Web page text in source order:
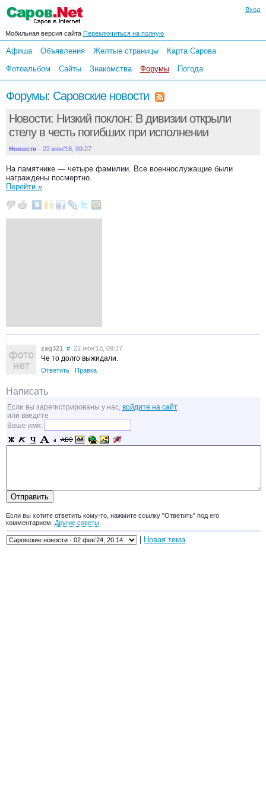
Вход
Мобильная версия сайта Переключиться на полную
Афиша Объявления Желтые страницы
Карта Сарова
Фотоальбом
Сайты Знакомства Форумы Погода
Форумы: Саровские новости
Новости: Низкий поклон: В дивизии открыли
стелу в честь погибших при исполнении
Новости - 22 июн’18, 09:27
На памятнике — четыре фамилии. Все военнослужащие были
награждены посмертно.
Перейти »
zaq321 # 22 июн’18, 09:27
Че то долго выжидали.
Ответить Правка
Написать
Если вы зарегистрированы у нас, войдите на сайт.
или введите
Ваше имя:
Если вы хотите ответить кому-то, нажмите ссылку "Ответить" под его
комментарием. Другие советы
Новая тема